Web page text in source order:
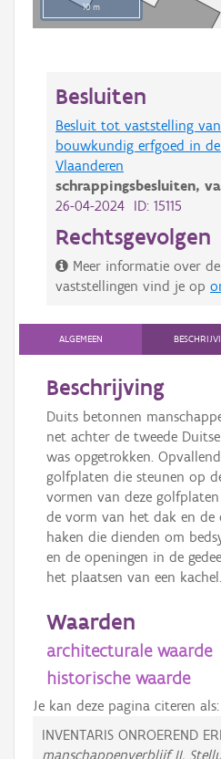
10 m
Besluiten
Besluit tot vaststelling
bouwkundig erfgoed in
Vlaanderen
schrappingsbesluiten,
26-04-2024 ID: 15115
Rechtsgevolgen
Meer informatie over
vaststellingen vind je op
ALGEMEEN
Beschrijving
Duits betonnen
net achter de tweede
was opgetrokken.
golfplaten die steunen op
vormen van deze
de vorm van het dak en de
haken die dienden om
en de openingen in de
het plaatsen van een kachel.
Waarden
architecturale waarde
historische waarde
Je kan deze pagina citeren als:
INVENTARIS ONROEREND
manschappenverblijf II.